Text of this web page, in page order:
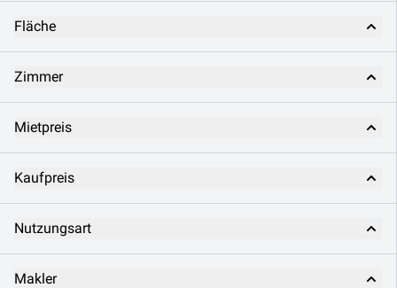
Fläche
Zimmer
Mietpreis
Kaufpreis
Nutzungsart
Makler